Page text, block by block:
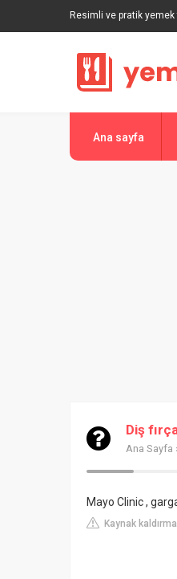
Resimli ve pratik
Ana sayfa
Diş
Ana Sayfa
Mayo Clinic ,
Kaynak